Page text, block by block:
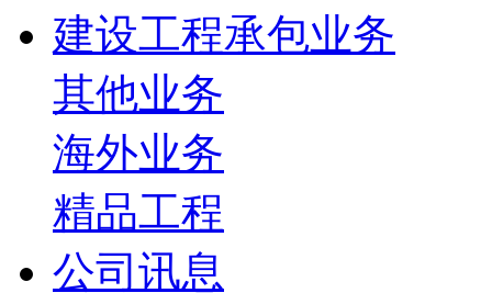
建设工程承包业务
其他业务
海外业务
精品工程
公司讯息